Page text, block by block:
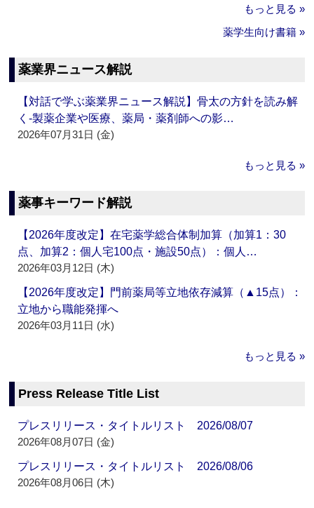
もっと見る »
薬学生向け書籍 »
薬業界ニュース解説
【対話で学ぶ薬業界ニュース解説】骨太の方針を読み解
く‐製薬企業や医療、薬局・薬剤師への影…
2026年07月31日 (金)
もっと見る »
薬事キーワード解説
【2026年度改定】在宅薬学総合体制加算（加算1：30
点、加算2：個人宅100点・施設50点）：個人…
2026年03月12日 (木)
【2026年度改定】門前薬局等立地依存減算（▲15点）：
立地から職能発揮へ
2026年03月11日 (水)
もっと見る »
Press Release Title List
プレスリリース・タイトルリスト 2026/08/07
2026年08月07日 (金)
プレスリリース・タイトルリスト 2026/08/06
2026年08月06日 (木)